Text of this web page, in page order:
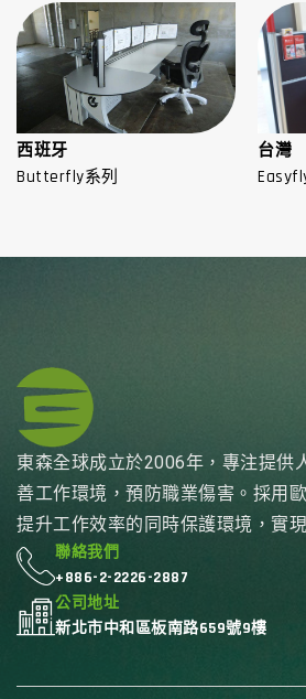
西班牙
Butterfly系列
台灣
東森全球成立於2006年，專注提供
善工作環境，預防職業傷害。採用
提升工作效率的同時保護環境，實
聯絡我們
+886-2-2226-2887
公司地址
新北市中和區板南路659號9樓